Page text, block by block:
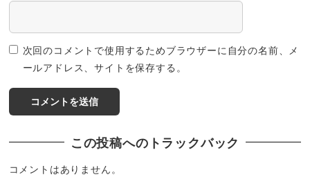
次回のコメントで使用するためブラウザーに自分の名前、メ
ールアドレス、サイトを保存する。
この投稿へのトラックバック
コメントはありません。